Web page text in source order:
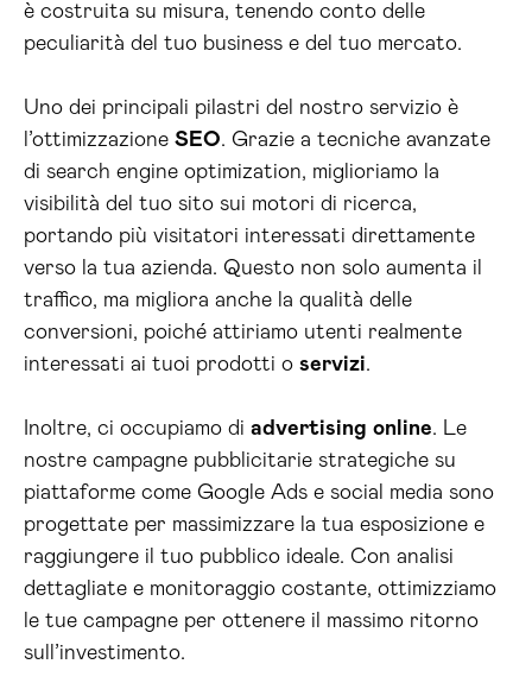
è costruita su misura, tenendo conto delle
peculiarità del tuo business e del tuo mercato.
Uno dei principali pilastri del nostro servizio è
l’ottimizzazione SEO. Grazie a tecniche avanzate
di search engine optimization, miglioriamo la
visibilità del tuo sito sui motori di ricerca,
portando più visitatori interessati direttamente
verso la tua azienda. Questo non solo aumenta il
traffico, ma migliora anche la qualità delle
conversioni, poiché attiriamo utenti realmente
interessati ai tuoi prodotti o servizi.
Inoltre, ci occupiamo di advertising online. Le
nostre campagne pubblicitarie strategiche su
piattaforme come Google Ads e social media sono
progettate per massimizzare la tua esposizione e
raggiungere il tuo pubblico ideale. Con analisi
dettagliate e monitoraggio costante, ottimizziamo
le tue campagne per ottenere il massimo ritorno
sull’investimento.